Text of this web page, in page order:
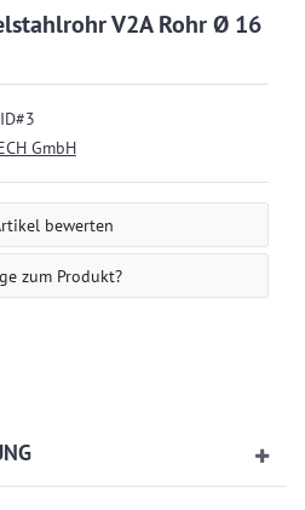
V2A Rohr Ø 16
GmbH
bewerten
zum Produkt?